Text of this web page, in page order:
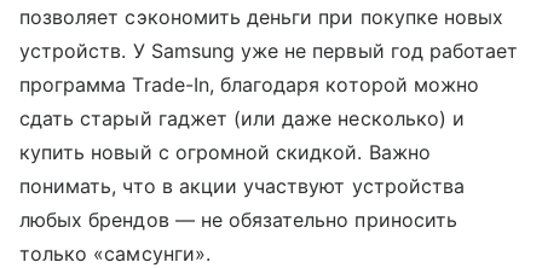
позволяет сэкономить деньги при покупке новых
устройств. У Samsung уже не первый год работает
программа Trade-In, благодаря которой можно
сдать старый гаджет (или даже несколько) и
купить новый с огромной скидкой. Важно
понимать, что в акции участвуют устройства
любых брендов — не обязательно приносить
только «самсунги».